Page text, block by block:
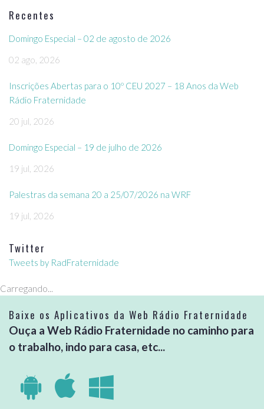
Recentes
Domingo Especial – 02 de agosto de 2026
02 ago, 2026
Inscrições Abertas para o 10º CEU 2027 – 18 Anos da Web
Rádio Fraternidade
20 jul, 2026
Domingo Especial – 19 de julho de 2026
19 jul, 2026
Palestras da semana 20 a 25/07/2026 na WRF
19 jul, 2026
Twitter
Tweets by RadFraternidade
Carregando...
Baixe os Aplicativos da Web Rádio Fraternidade
Ouça a Web Rádio Fraternidade no caminho para
o trabalho, indo para casa, etc...